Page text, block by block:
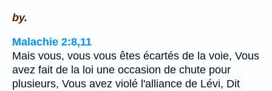
by.
Malachie 2:8,11
Mais vous, vous vous êtes écartés de la voie, Vous
avez fait de la loi une occasion de chute pour
plusieurs, Vous avez violé l'alliance de Lévi, Dit